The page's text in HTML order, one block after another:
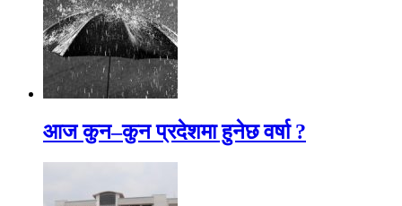
आज कुन–कुन प्रदेशमा हुनेछ वर्षा ?